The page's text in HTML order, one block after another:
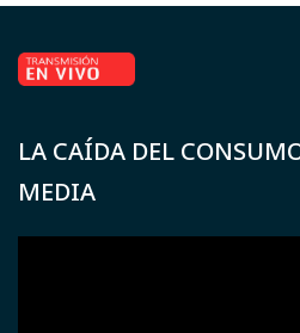
LA CAÍDA DEL
MEDIA